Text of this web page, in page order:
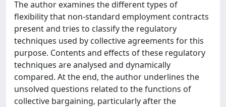
The author examines the different types of
flexibility that non-standard employment contracts
present and tries to classify the regulatory
techniques used by collective agreements for this
purpose. Contents and effects of these regulatory
techniques are analysed and dynamically
compared. At the end, the author underlines the
unsolved questions related to the functions of
collective bargaining, particularly after the